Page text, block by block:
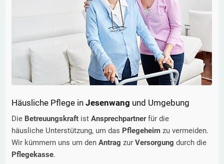
Häusliche Pflege in Jesenwang und Umgebung
Die Betreuungskraft ist Ansprechpartnerfür die
häusliche Unterstützung, um das Pflegeheim zu vermeiden.
Wir kümmern uns um den Antrag zur Versorgung durch die
Pflegekasse.